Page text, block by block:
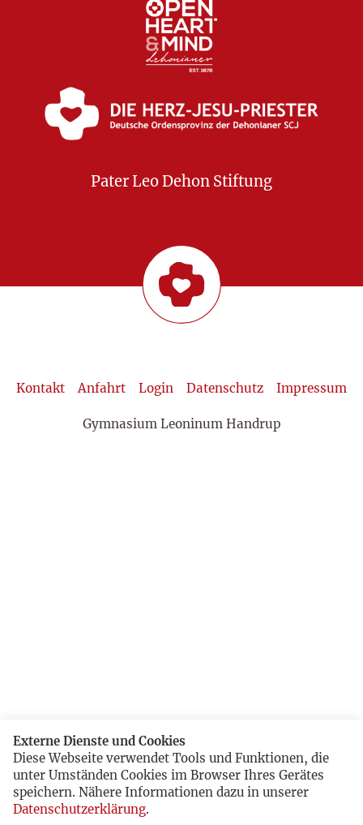
Pater Leo Dehon Stiftung
Kontakt Anfahrt Login Datenschutz Impressum
Gymnasium Leoninum Handrup
Externe Dienste und Cookies
Diese Webseite verwendet Tools und Funktionen, die
unter Umständen Cookies im Browser Ihres Gerätes
speichern. Nähere Informationen dazu in unserer
Datenschutzerklärung.